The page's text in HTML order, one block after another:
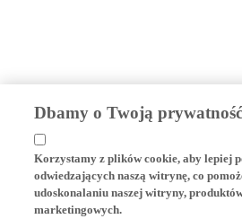
Dbamy o Twoją prywatność
Korzystamy z plików cookie, aby lepiej
odwiedzających naszą witrynę, co
udoskonalaniu naszej witryny,
marketingowych.